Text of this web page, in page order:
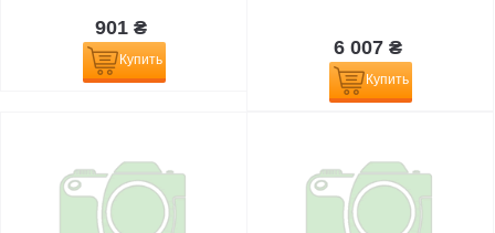
901 ₴
Купить
6 007 ₴
Купить